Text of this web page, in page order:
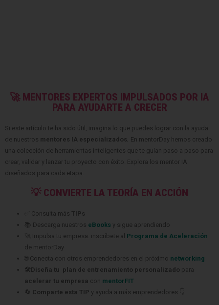
🚀 MENTORES EXPERTOS IMPULSADOS POR IA
PARA AYUDARTE A CRECER
Si este artículo te ha sido útil, imagina lo que puedes lograr con la ayuda
de nuestros mentores IA especializados. En mentorDay hemos creado
una colección de herramientas inteligentes que te guían paso a paso para
crear, validar y lanzar tu proyecto con éxito. Explora los mentor IA
diseñados para cada etapa..
💡 CONVIERTE LA TEORÍA EN ACCIÓN
✅ Consulta más TIPs
📚 Descarga nuestros eBooks y sigue aprendiendo
🚀 Impulsa tu empresa: inscríbete al Programa de Aceleración
de mentorDay
🌐 Conecta con otros emprendedores en el próximo networking
🛠️Diseña tu plan de entrenamiento personalizado para
acelerar tu empresa con mentorFIT
🔄 Comparte esta TIP y ayuda a más emprendedores 👇